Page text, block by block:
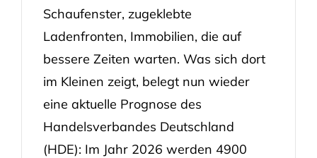
Schaufenster, zugeklebte
Ladenfronten, Immobilien, die auf
bessere Zeiten warten. Was sich dort
im Kleinen zeigt, belegt nun wieder
eine aktuelle Prognose des
Handelsverbandes Deutschland
(HDE): Im Jahr 2026 werden 4900